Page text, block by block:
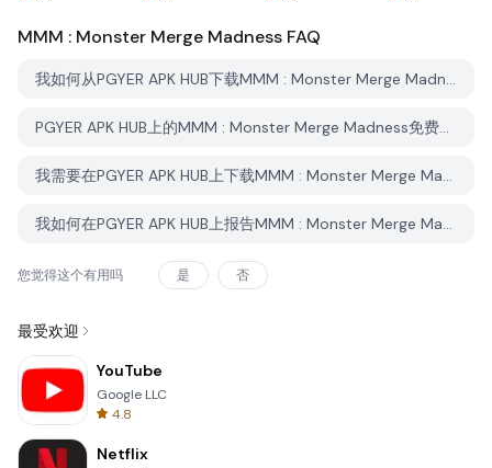
MMM : Monster Merge Madness FAQ
我如何从PGYER APK HUB下载MMM : Monster Merge Madness？
PGYER APK HUB上的MMM : Monster Merge Madness免费下载吗？
我需要在PGYER APK HUB上下载MMM : Monster Merge Madness时需要账户吗？
我如何在PGYER APK HUB上报告MMM : Monster Merge Madness的问题？
您觉得这个有用吗 是 否
最受欢迎
YouTube
Google LLC
4.8
Netflix